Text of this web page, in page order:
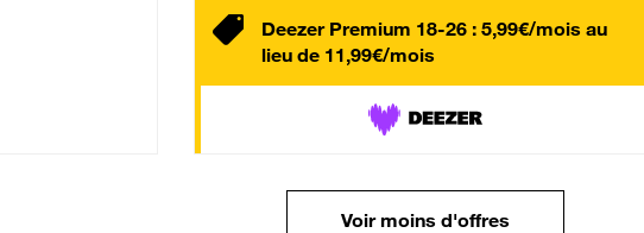
Deezer Premium 18-26 : 5,99€/mois au
lieu de 11,99€/mois
Voir moins d'offres